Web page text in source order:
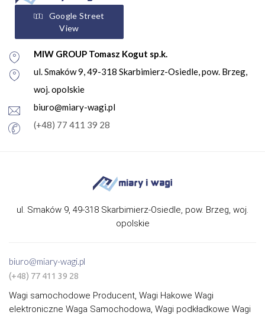
Google Street
View
MIW GROUP Tomasz Kogut sp.k.
ul. Smaków 9, 49-318 Skarbimierz-Osiedle, pow. Brzeg,
woj. opolskie
biuro@miary-wagi.pl
(+48) 77 411 39 28
ul. Smaków 9, 49-318 Skarbimierz-Osiedle, pow. Brzeg, woj.
opolskie
biuro@miary-wagi.pl
(+48) 77 411 39 28
Wagi samochodowe Producent, Wagi Hakowe Wagi
elektroniczne Waga Samochodowa, Wagi podkładkowe Wagi